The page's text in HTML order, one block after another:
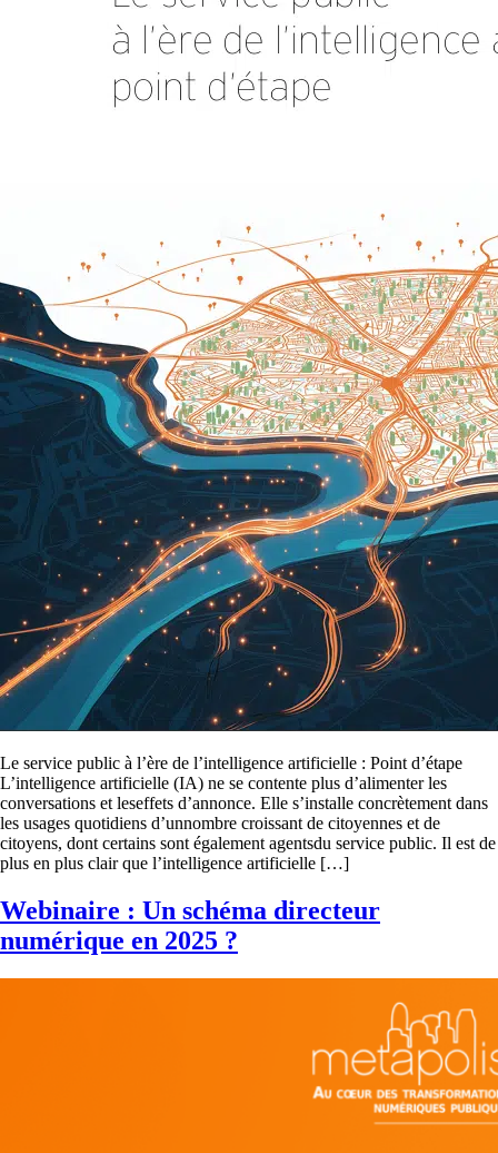
Le service public à l’ère de l’intelligence artificielle : Point d’étape
L’intelligence artificielle (IA) ne se contente plus d’alimenter les
conversations et leseffets d’annonce. Elle s’installe concrètement dans
les usages quotidiens d’unnombre croissant de citoyennes et de
citoyens, dont certains sont également agentsdu service public. Il est de
plus en plus clair que l’intelligence artificielle […]
Webinaire : Un schéma directeur
numérique en 2025 ?